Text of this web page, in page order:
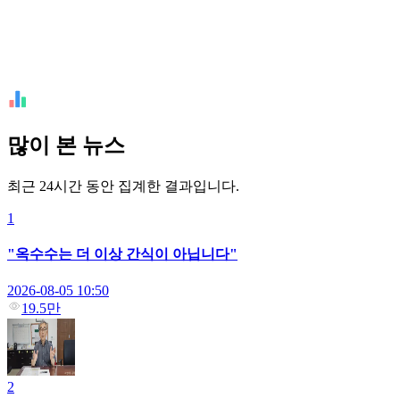
많이 본 뉴스
최근 24시간 동안 집계한 결과입니다.
1
"옥수수는 더 이상 간식이 아닙니다"
2026-08-05 10:50
19.5만
2